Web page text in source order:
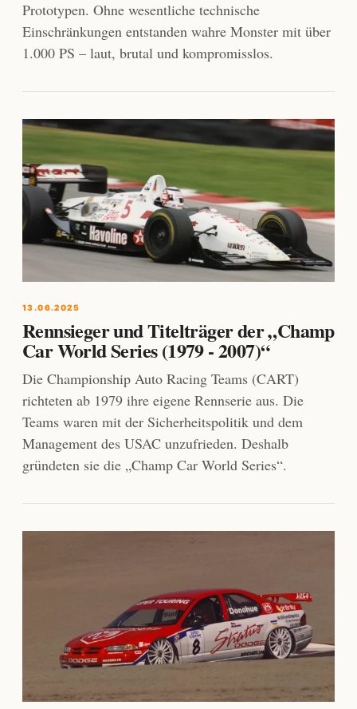
Prototypen. Ohne wesentliche technische
Einschränkungen entstanden wahre Monster mit über
1.000 PS – laut, brutal und kompromisslos.
13.06.2025
Rennsieger und Titelträger der „Champ
Car World Series (1979 - 2007)“
Die Championship Auto Racing Teams (CART)
richteten ab 1979 ihre eigene Rennserie aus. Die
Teams waren mit der Sicherheitspolitik und dem
Management des USAC unzufrieden. Deshalb
gründeten sie die „Champ Car World Series“.